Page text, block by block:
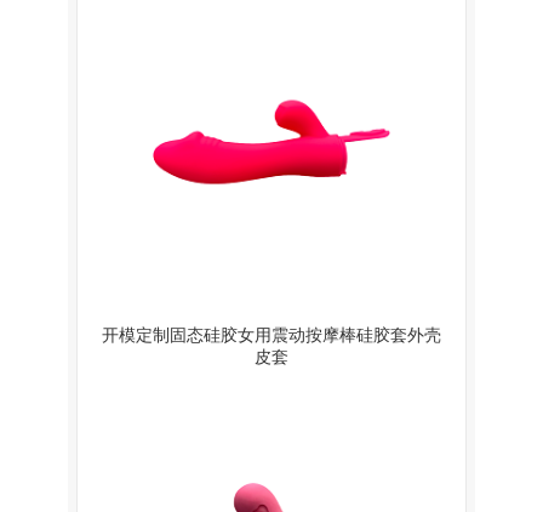
开模定制固态硅胶女用震动按摩棒硅胶套外壳
皮套